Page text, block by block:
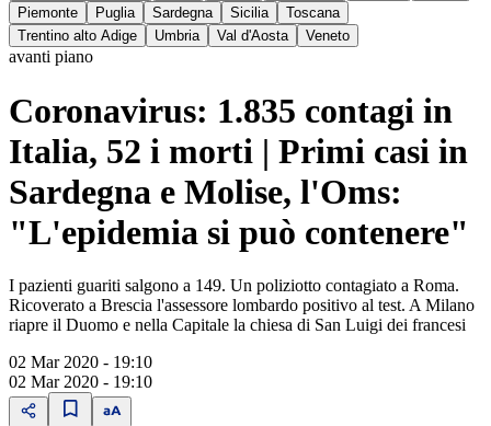
Piemonte
Puglia Sardegna Sicilia
Toscana
Trentino alto Adige
Umbria Val d'Aosta Veneto
avanti piano
Coronavirus: 1.835 contagi in
Italia, 52 i morti | Primi casi in
Sardegna e Molise, l'Oms:
"L'epidemia si può contenere"
I pazienti guariti salgono a 149. Un poliziotto contagiato a Roma.
Ricoverato a Brescia l'assessore lombardo positivo al test. A Milano
riapre il Duomo e nella Capitale la chiesa di San Luigi dei francesi
02 Mar 2020 - 19:10
02 Mar 2020 - 19:10